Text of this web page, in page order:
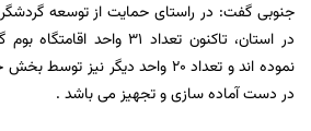
جنوبی گفت: در راستای حمایت از توسعه
در استان، تاکنون تعداد 31
نموده اند و تعداد 20 واحد دیگر
در دست آماده سازی و تجهیز می باشد .